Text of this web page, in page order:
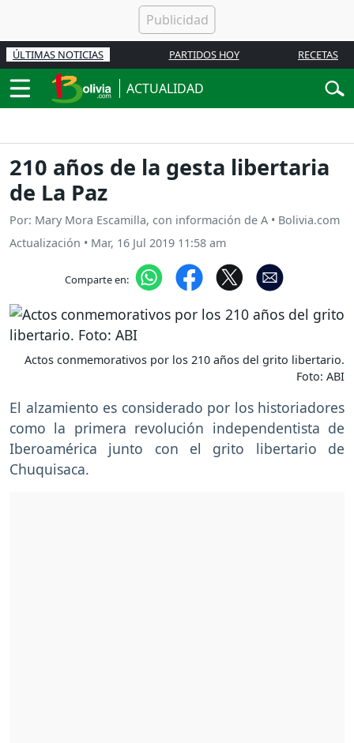
ÚLTIMAS NOTICIAS PARTIDOS HOY RECETAS
ACTUALIDAD
210 años de la gesta libertaria
de La Paz
Por: Mary Mora Escamilla, con información de A • Bolivia.com
Actualización • Mar, 16 Jul 2019 11:58 am
Comparte en:
Actos conmemorativos por los 210 años del grito libertario.
Foto: ABI
El alzamiento es considerado por los historiadores
como la primera revolución independentista de
Iberoamérica junto con el grito libertario de
Chuquisaca.